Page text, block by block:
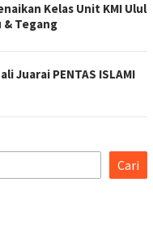
Kelas Unit KMI Ulul
& Tegang
Juarai PENTAS ISLAMI
Cari